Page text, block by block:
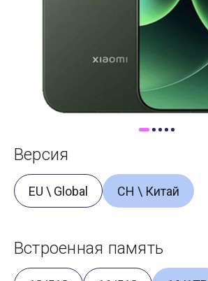
Версия
EU \ Global CH \ Китай
Встроенная память